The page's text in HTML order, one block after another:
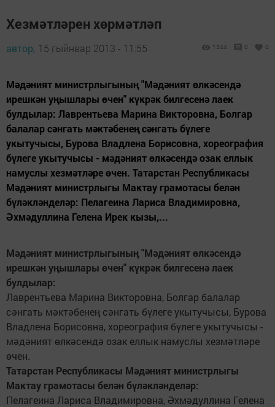
Хезмәтләрен хөрмәтләп
автор, 15 гыйнвар 2013 - 11:55 1344 0 0
Мәдәният министрлыгының "Мәдәният өлкәсендә
ирешкән уңышлары өчен" күкрәк билгесенә лаек
булдылар: Лаврентьева Марина Викторовна, Болгар
балалар сәнгать мәктәбенең сәнгать бүлеге
укытучысы, Бурова Владлена Борисовна, хореография
бүлеге укытучысы - мәдәният өлкәсендә озак еллык
намуслы хезмәтләре өчен. Татарстан Республикасы
Мәдәният министрлыгы Мактау грамотасы белән
бүләкләнделәр: Пелагеина Лариса Владимировна,
Әхмәдуллина Гелена Ирек кызы,...
Мәдәният министрлыгының "Мәдәният өлкәсендә
ирешкән уңышлары өчен" күкрәк билгесенә лаек
булдылар:
Лаврентьева Марина Викторовна, Болгар балалар
сәнгать мәктәбенең сәнгать бүлеге укытучысы, Бурова
Владлена Борисовна, хореография бүлеге укытучысы -
мәдәният өлкәсендә озак еллык намуслы хезмәтләре
өчен.
Татарстан Республикасы Мәдәният министрлыгы
Мактау грамотасы белән бүләкләнделәр:
Пелагеина Лариса Владимировна, Әхмәдуллина Гелена